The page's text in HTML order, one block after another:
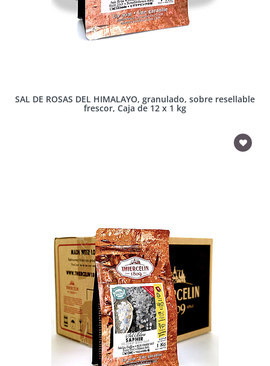
SAL DE ROSAS DEL HIMALAYO, granulado, sobre resellable
frescor, Caja de 12 x 1 kg